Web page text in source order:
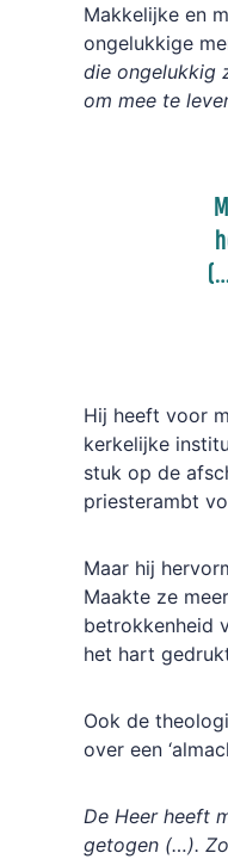
Makkelijke en
ongelukkige
die ongelukkig
om mee te
Hij heeft voor
kerkelijke
stuk op de
priesterambt
Maar hij
Maakte ze
betrokkenheid
het hart
Ook de
over een
De Heer heeft
getogen (…).